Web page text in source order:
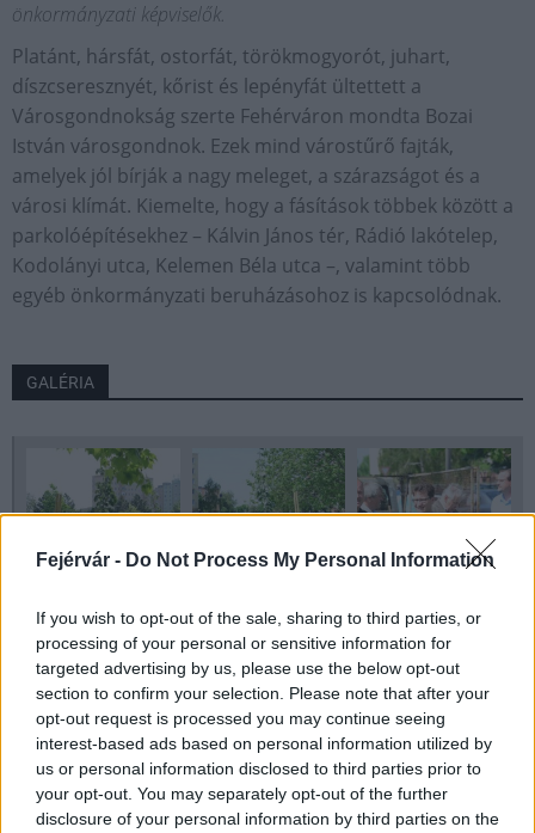
Fejérvár - Do Not Process My Personal Information
If you wish to opt-out of the sale, sharing to third parties, or
processing of your personal or sensitive information for
targeted advertising by us, please use the below opt-out
section to confirm your selection. Please note that after your
opt-out request is processed you may continue seeing
interest-based ads based on personal information utilized by
us or personal information disclosed to third parties prior to
your opt-out. You may separately opt-out of the further
disclosure of your personal information by third parties on the
önkormányzati képviselők.
Platánt, hársfát, ostorfát, törökmogyorót, juhart,
díszcseresznyét, kőrist és lepényfát ültettett a
Városgondnokság szerte Fehérváron mondta Bozai
István városgondnok. Ezek mind várostűrő fajták,
amelyek jól bírják a nagy meleget, a szárazságot és a
városi klímát. Kiemelte, hogy a fásítások többek között a
parkolóépítésekhez – Kálvin János tér, Rádió lakótelep,
Kodolányi utca, Kelemen Béla utca –, valamint több
egyéb önkormányzati beruházásohoz is kapcsolódnak.
GALÉRIA